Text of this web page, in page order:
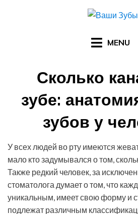
MENU
Сколько
зубе:
зубов у
by
У всех людей во рту имеются
мало кто задумывался о том,
Также редкий человек, за
стоматолога думает о том, что
уникальным, имеет свою форму и
подлежат различным